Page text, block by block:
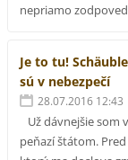
nepriamo
Je to tu!
sú v nebezpečí
28.07.2016 12:43
Už dávnejšie som
peňazí štátom.